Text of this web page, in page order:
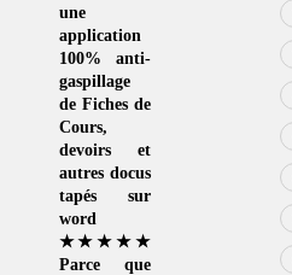
une
application
100% anti-
gaspillage
de Fiches de
Cours,
devoirs et
autres docus
tapés sur
word
★★★★★
Parce que